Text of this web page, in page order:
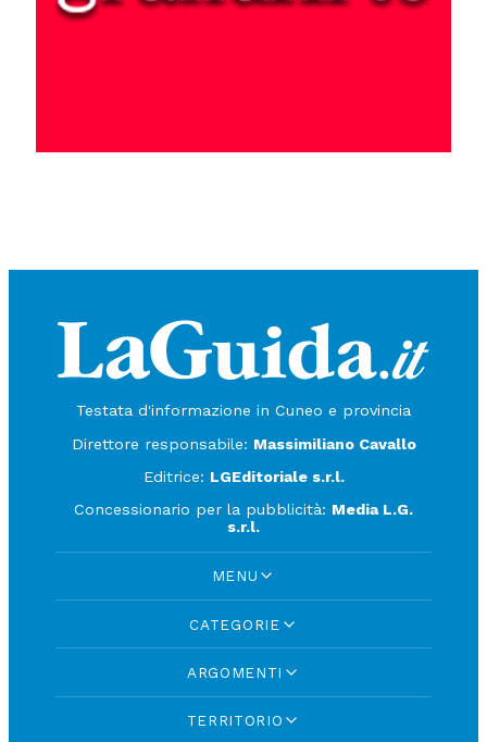
Testata d'informazione in Cuneo e provincia
Direttore responsabile: Massimiliano Cavallo
Editrice: LGEditoriale s.r.l.
Concessionario per la pubblicità: Media L.G.
s.r.l.
MENU
CATEGORIE
ARGOMENTI
TERRITORIO